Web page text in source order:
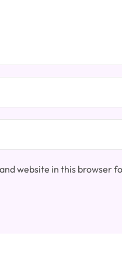
website in this browser